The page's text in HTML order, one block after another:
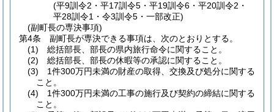
(平9訓令2・平17訓令5・平19訓令6・平20訓令2・
平28訓令1・令3訓令5・一部改正)
(副町長の専決事項)
第4条
副町長が専決できる事項は、次のとおりとする。
(1)
総括部長、部長の県内旅行命令に関すること。
(2)
総括部長、部長の休暇等の承認に関すること。
(3)
1件300万円未満の財産の取得、交換及び処分に関する
こと。
(4)
1件300万円未満の工事の施行及び契約の締結に関する
こと。